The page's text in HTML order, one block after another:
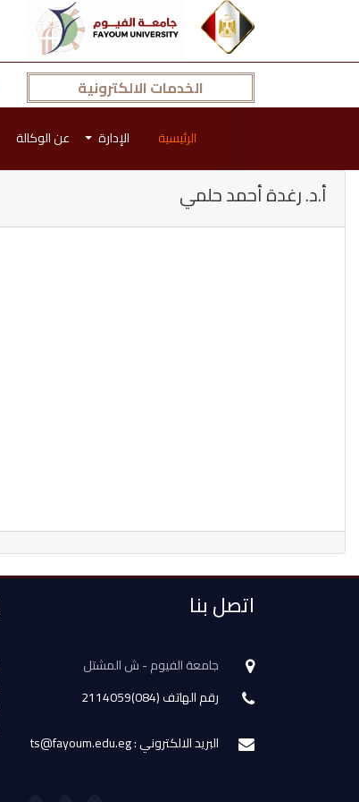
الخدمات الالكترونية
الرئيسية الإدارة عن الوكالة
أ.د. رغدة أحمد حلمي
اتصل بنا
جامعة الفيوم - ش المشتل
رقم الهاتف (084)2114059
البريد الالكتروني : ts@fayoum.edu.eg